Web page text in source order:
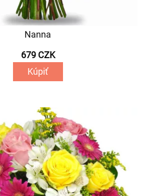
Nanna
679 CZK
Kúpiť